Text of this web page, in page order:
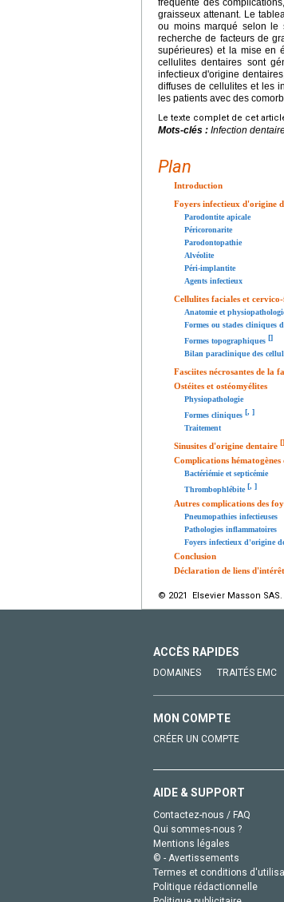
fréquente des
graisseux attenant. Le
ou moins marqué selon le
recherche de facteurs de
supérieures) et la mise en
cellulites dentaires sont
infectieux d'origine
diffuses de cellulites et les
les patients avec des
Le texte complet de cet
Mots-clés : Infection
Plan
Introduction
Foyers infectieux d'origine
Parodontite apicale
Péricoronarite
Parodontopathie
Alvéolite
Péri-implantite
Agents infectieux
Cellulites faciales et
Anatomie et
Formes ou stades cliniques
Formes topographiques []
Bilan paraclinique des
Fasciites nécrosantes de la
Ostéites et ostéomyélites
Physiopathologie
Formes cliniques [, ]
Traitement
Sinusites d'origine dentaire []
Complications
Bactériémie et septicémie
Thrombophlébite[, ]
Autres complications des
Pneumopathies infectieuses
Pathologies inflammatoires
Foyers infectieux d'origine
Conclusion
Déclaration de liens
© 2021 Elsevier Masson
ACCÈS RAPIDES
DOMAINES TRAITÉS EMC
MON COMPTE
CRÉER UN COMPTE
AIDE & SUPPORT
Contactez-nous / FAQ
Qui sommes-nous ?
Mentions légales
© - Avertissements
Termes et conditions
Politique rédactionnelle